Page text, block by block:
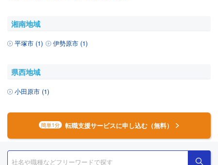
湘南地域
平塚市 (1) 伊勢原市 (1)
県西地域
小田原市 (1)
簡単1分 転職支援サービスに申し込む（無料）